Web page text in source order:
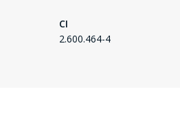
CI
2.600.464-4